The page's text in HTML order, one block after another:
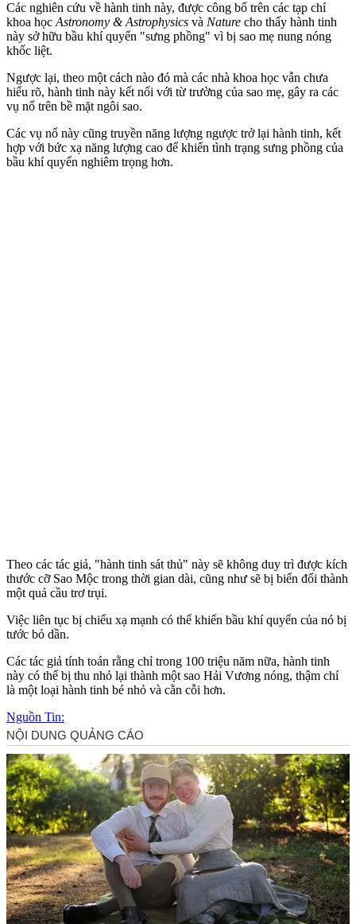
Các nghiên cứu về hành tinh này, được công bố trên các tạp chí
khoa học Astronomy & Astrophysics và Nature cho thấy hành tinh
này sở hữu bầu khí quyển "sưng phồng" vì bị sao mẹ nung nóng
khốc liệt.
Ngược lại, theo một cách nào đó mà các nhà khoa học vẫn chưa
hiểu rõ, hành tinh này kết nối với từ trường của sao mẹ, gây ra các
vụ nổ trên bề mặt ngôi sao.
Các vụ nổ này cũng truyền năng lượng ngược trở lại hành tinh, kết
hợp với bức xạ năng lượng cao để khiến tình trạng sưng phồng của
bầu khí quyển nghiêm trọng hơn.
Theo các tác giả, "hành tinh sát thủ" này sẽ không duy trì được kích
thước cỡ Sao Mộc trong thời gian dài, cũng như sẽ bị biến đổi thành
một quả cầu trơ trụi.
Việc liên tục bị chiếu xạ mạnh có thể khiến bầu khí quyển của nó bị
tước bỏ dần.
Các tác giả tính toán rằng chỉ trong 100 triệu năm nữa, hành tinh
này có thể bị thu nhỏ lại thành một sao Hải Vương nóng, thậm chí
là một loại hành tinh bé nhỏ và cằn cỗi hơn.
Nguồn Tin: